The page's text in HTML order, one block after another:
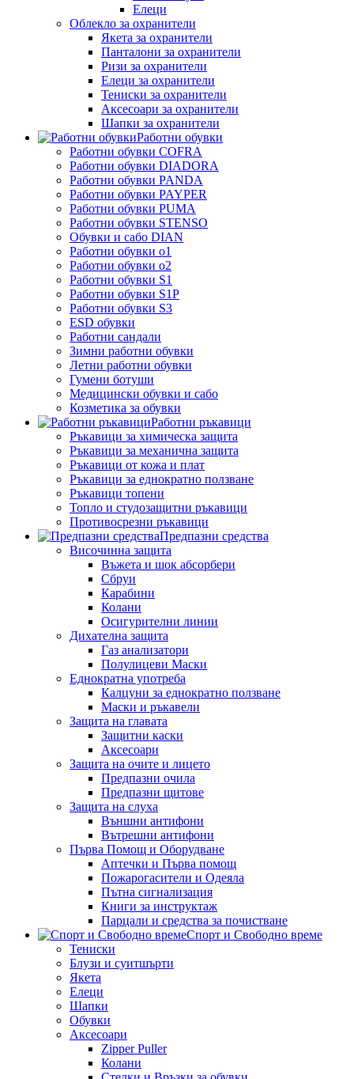
Елеци
Облекло за охранители
Якета за охранители
Панталони за охранители
Ризи за охранители
Елеци за охранители
Тениски за охранители
Аксесоари за охранители
Шапки за охранители
Работни обувки
Работни обувки COFRA
Работни обувки DIADORA
Работни обувки PANDA
Работни обувки PAYPER
Работни обувки PUMA
Работни обувки STENSO
Обувки и сабо DIAN
Работни обувки o1
Работни обувки o2
Работни обувки S1
Работни обувки S1P
Работни обувки S3
ESD обувки
Работни сандали
Зимни работни обувки
Летни работни обувки
Гумени ботуши
Медицински обувки и сабо
Козметика за обувки
Работни ръкавици
Ръкавици за химическа защита
Ръкавици за механична защита
Ръкавици от кожа и плат
Ръкавици за еднократно ползване
Ръкавици топени
Топло и студозащитни ръкавици
Противосрезни ръкавици
Предпазни средства
Височинна защита
Въжета и шок абсорбери
Сбруи
Карабини
Колани
Осигурителни линии
Дихателна защита
Газ анализатори
Полулицеви Маски
Еднократна употреба
Калцуни за еднократно ползване
Маски и ръкавели
Защита на главата
Защитни каски
Аксесоари
Защита на очите и лицето
Предпазни очила
Предпазни щитове
Защита на слуха
Външни антифони
Вътрешни антифони
Първа Помощ и Оборудване
Аптечки и Първа помощ
Пожарогасители и Одеяла
Пътна сигнализация
Книги за инструктаж
Парцали и средства за почистване
Спорт и Свободно време
Тениски
Блузи и суитшърти
Якета
Елеци
Шапки
Обувки
Аксесоари
Zipper Puller
Колани